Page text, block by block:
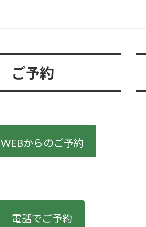
ご予約
WEBからのご予約
電話でご予約